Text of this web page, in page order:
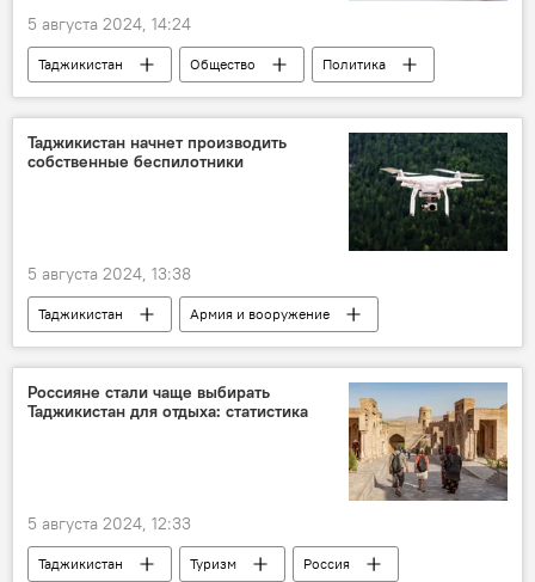
5 августа 2024, 14:24
Таджикистан Общество Политика
Таджикистан начнет производить
собственные беспилотники
5 августа 2024, 13:38
Таджикистан
Армия и вооружение
безопасность
Министерство промышленности Таджикистана
Россияне стали чаще выбирать
Таджикистан для отдыха: статистика
5 августа 2024, 12:33
Таджикистан Туризм
Россия